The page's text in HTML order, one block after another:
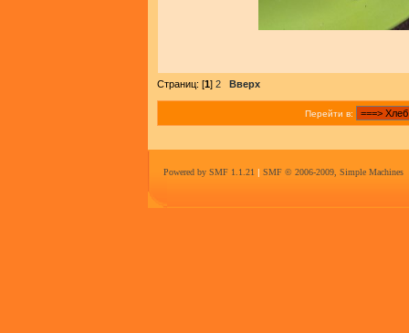
Страниц: [1] 2 Вверх
Перейти в:
Powered by SMF 1.1.21 | SMF © 2006-2009, Simple Machines